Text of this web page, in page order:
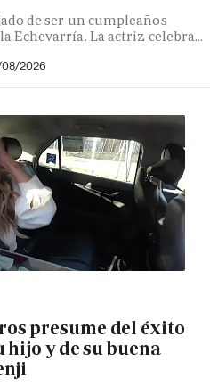
de ser un cumpleaños
Echevarría. La actriz celebra...
08/2026
presume del éxito
hijo y de su buena